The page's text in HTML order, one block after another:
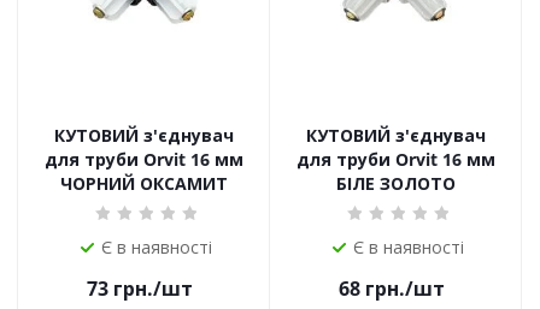
КУТОВИЙ з'єднувач
для труби Orvit 16 мм
ЧОРНИЙ ОКСАМИТ
Є в наявності
73 грн./шт
КУТОВИЙ з'єднувач
для труби Orvit 16 мм
БІЛЕ ЗОЛОТО
Є в наявності
68 грн./шт